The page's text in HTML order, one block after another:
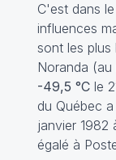
C'est dans
influences
sont les plus
Noranda
-49,5 °Cle
du Québec
janvier 1982
égalé à